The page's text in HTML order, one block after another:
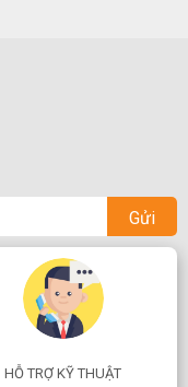
Gửi
HỖ TRỢ KỸ THUẬT